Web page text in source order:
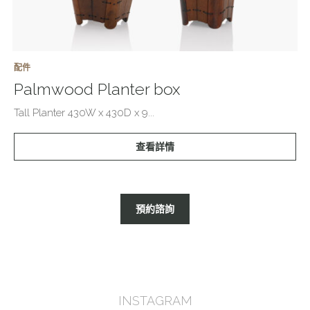
配件
Palmwood Planter box
Tall Planter 430W x 430D x 9...
查看詳情
預約諮詢
INSTAGRAM